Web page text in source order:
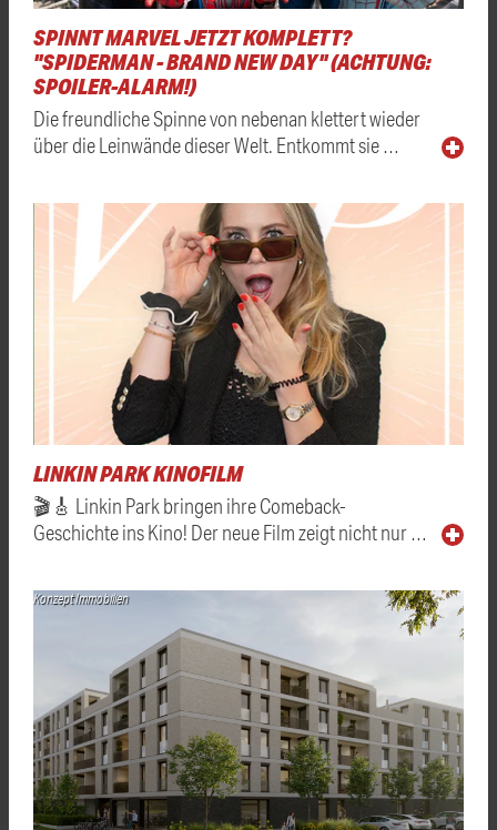
SPINNT MARVEL JETZT KOMPLETT?
"SPIDERMAN - BRAND NEW DAY" (ACHTUNG:
SPOILER-ALARM!)
Die freundliche Spinne von nebenan klettert wieder
über die Leinwände dieser Welt. Entkommt sie …
LINKIN PARK KINOFILM
🎬🎸 Linkin Park bringen ihre Comeback-
Geschichte ins Kino! Der neue Film zeigt nicht nur …
Konzept Immobilien